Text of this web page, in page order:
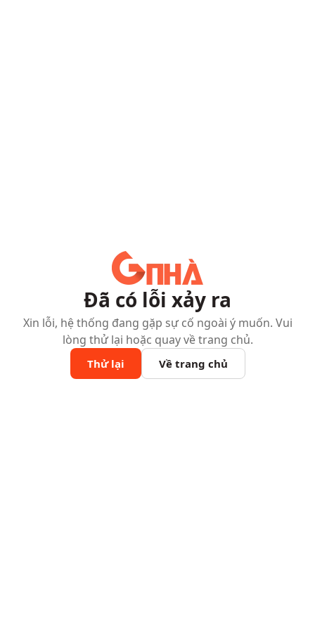
Đã có lỗi xảy ra
Xin lỗi, hệ thống đang gặp sự cố ngoài ý muốn. Vui
lòng thử lại hoặc quay về trang chủ.
Thử lại Về trang chủ